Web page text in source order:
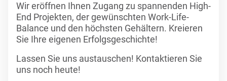
Wir eröffnen Ihnen Zugang zu spannenden High-
End Projekten, der gewünschten Work-Life-
Balance und den höchsten Gehältern. Kreieren
Sie Ihre eigenen Erfolgsgeschichte!
Lassen Sie uns austauschen! Kontaktieren Sie
uns noch heute!